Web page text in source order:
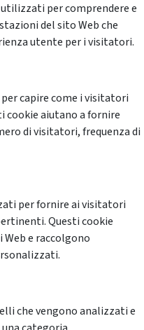
per comprendere e
del sito Web che
utente per i visitatori.
capire come i visitatori
cookie aiutano a fornire
di visitatori, frequenza di
per fornire ai visitatori
Questi cookie
e raccolgono
che vengono analizzati e